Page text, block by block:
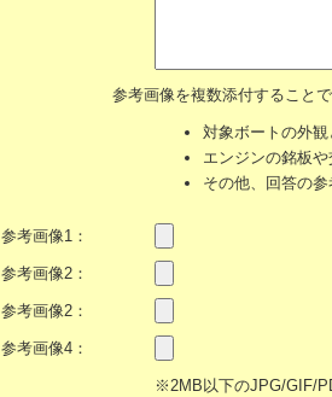
参考画像を複数添付すること
対象ボートの外
エンジンの銘板
その他、回答の
参考画像1：
参考画像2：
参考画像2：
参考画像4：
※2MB以下のJPG/GIF/